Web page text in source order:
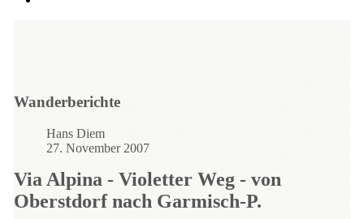
Wanderberichte
Hans Diem
27. November 2007
Via Alpina - Violetter Weg - von
Oberstdorf nach Garmisch-P.